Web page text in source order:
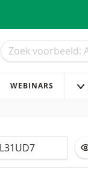
Zoek
Zoek
WEBINARS